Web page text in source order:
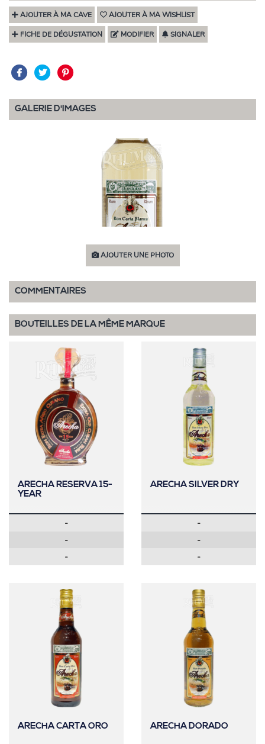
AJOUTER À MA CAVE AJOUTER À MA WISHLIST
FICHE DE DÉGUSTATION MODIFIER SIGNALER
GALERIE D'IMAGES
AJOUTER UNE PHOTO
COMMENTAIRES
BOUTEILLES DE LA MÊME MARQUE
ARECHA RESERVA 15-
YEAR
-
-
-
ARECHA SILVER DRY
-
-
-
ARECHA CARTA ORO ARECHA DORADO